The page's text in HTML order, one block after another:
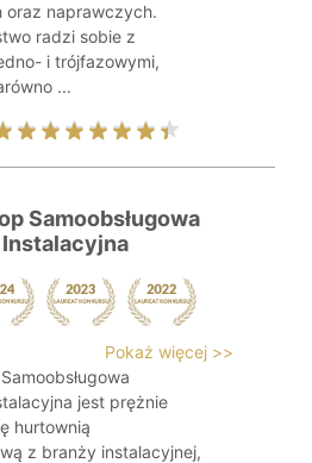
oraz naprawczych.
radzi sobie z
i trójfazowymi,
...
Samoobsługowa
Pokaż więcej >>
jest prężnie
hurtownią
z branży instalacyjnej,